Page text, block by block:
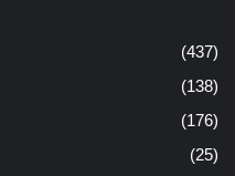
(437)
(138)
(176)
(25)